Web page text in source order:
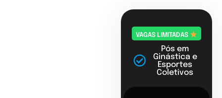
VAGAS LIMITADAS
Pós em
Ginástica e
Esportes
Coletivos